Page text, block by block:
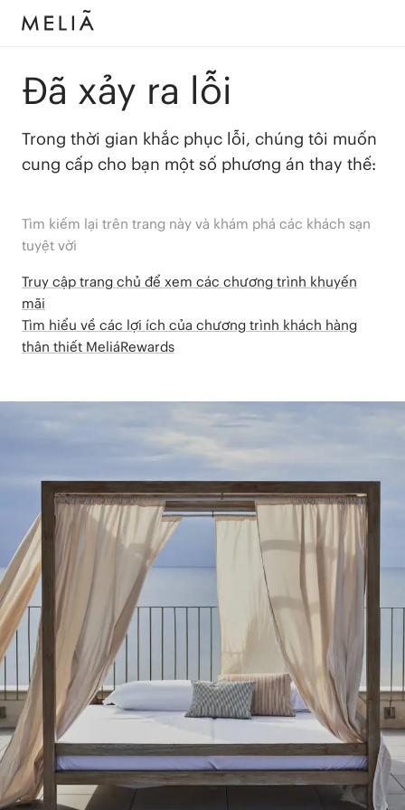
Đã xảy ra lỗi
Trong thời gian khắc phục lỗi, chúng tôi muốn
cung cấp cho bạn một số phương án thay thế:
Tìm kiếm lại trên trang này và khám phá các khách sạn
tuyệt vời
Truy cập trang chủ để xem các chương trình khuyến
mãi
Tìm hiểu về các lợi ích của chương trình khách hàng
thân thiết MeliáRewards